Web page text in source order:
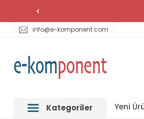
info@e-komponent.com
Kategoriler Yeni